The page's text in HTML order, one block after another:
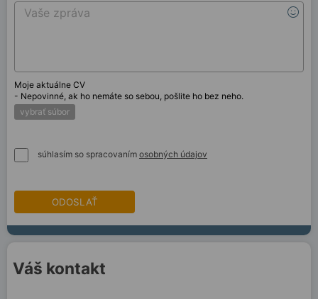
Moje aktuálne CV
- Nepovinné, ak ho nemáte so sebou, pošlite ho bez neho.
vybrať súbor
súhlasím so spracovaním osobných údajov
ODOSLAŤ
Váš kontakt